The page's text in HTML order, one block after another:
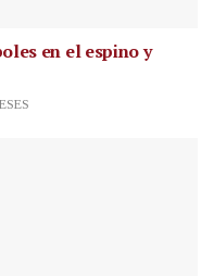
en el espino y